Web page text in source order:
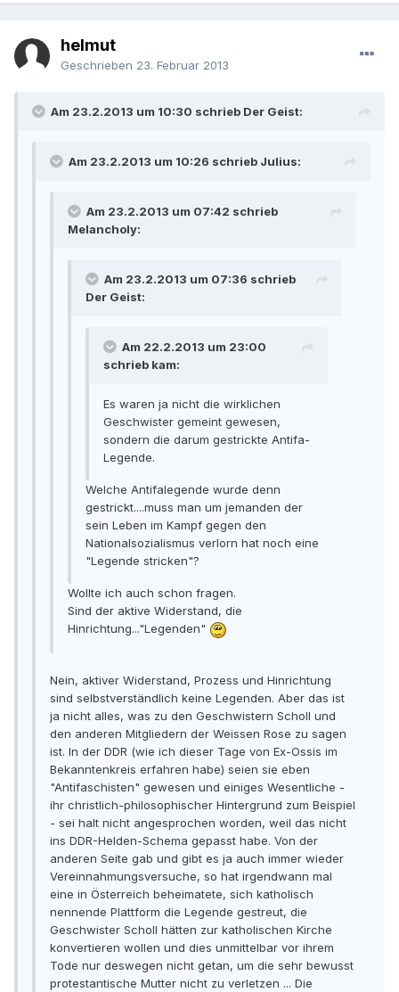
helmut
Geschrieben 23. Februar 2013
Am 23.2.2013 um 10:30 schrieb Der Geist:
Am 23.2.2013 um 10:26 schrieb Julius:
Am 23.2.2013 um 07:42 schrieb
Melancholy:
Am 23.2.2013 um 07:36 schrieb
Der Geist:
Am 22.2.2013 um 23:00
schrieb kam:
Es waren ja nicht die wirklichen
Geschwister gemeint gewesen,
sondern die darum gestrickte Antifa-
Legende.
Welche Antifalegende wurde denn
gestrickt....muss man um jemanden der
sein Leben im Kampf gegen den
Nationalsozialismus verlorn hat noch eine
"Legende stricken"?
Wollte ich auch schon fragen.
Sind der aktive Widerstand, die
Hinrichtung..."Legenden"
Nein, aktiver Widerstand, Prozess und Hinrichtung
sind selbstverständlich keine Legenden. Aber das ist
ja nicht alles, was zu den Geschwistern Scholl und
den anderen Mitgliedern der Weissen Rose zu sagen
ist. In der DDR (wie ich dieser Tage von Ex-Ossis im
Bekanntenkreis erfahren habe) seien sie eben
"Antifaschisten" gewesen und einiges Wesentliche -
ihr christlich-philosophischer Hintergrund zum Beispiel
- sei halt nicht angesprochen worden, weil das nicht
ins DDR-Helden-Schema gepasst habe. Von der
anderen Seite gab und gibt es ja auch immer wieder
Vereinnahmungsversuche, so hat irgendwann mal
eine in Österreich beheimatete, sich katholisch
nennende Plattform die Legende gestreut, die
Geschwister Scholl hätten zur katholischen Kirche
konvertieren wollen und dies unmittelbar vor ihrem
Tode nur deswegen nicht getan, um die sehr bewusst
protestantische Mutter nicht zu verletzen ... Die